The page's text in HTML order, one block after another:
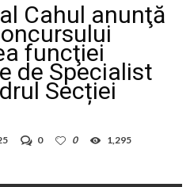
Cahul anunţă
funcţiei
de Specialist
Secției
0 0 1,295